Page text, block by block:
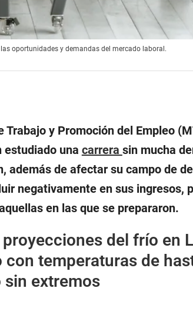
oportunidades y demandas del mercado laboral.
y Promoción del Empleo
estudiado una carrera sin mucha
además de afectar su campo de
negativamente en sus ingresos,
en las que se prepararon.
proyecciones del frío en
temperaturas de
sin extremos